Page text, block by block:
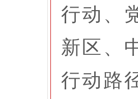
行动、
新区、
行动路